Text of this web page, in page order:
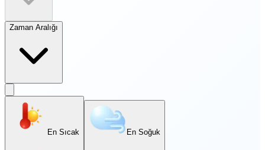
Zaman Aralığı
En Sıcak En Soğuk